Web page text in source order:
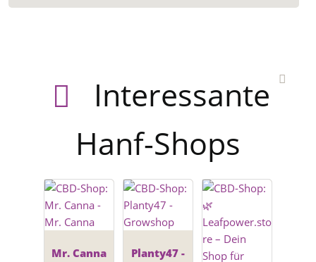
Interessante
Hanf-Shops
Mr. Canna
Planty47 -